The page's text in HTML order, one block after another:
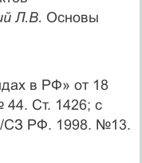
Л.В. Основы
в РФ» от 18
44. Ст. 1426; с
СЗ РФ. 1998. №13.